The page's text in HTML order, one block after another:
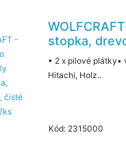
stopka,
• 2 x pilové plátky•
Hitachi, Holz..
Kód: 2315000